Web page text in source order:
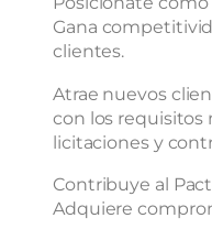
Gana
clientes.
Atrae nuevos
con los requisitos
licitaciones y
Contribuye al
Adquiere